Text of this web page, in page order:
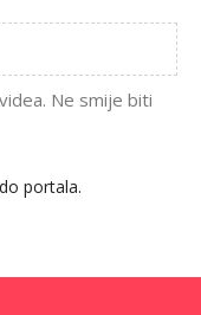
Ne smije biti
portala.